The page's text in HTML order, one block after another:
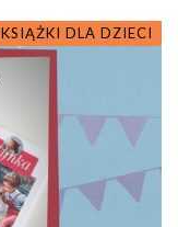
KSIĄŻKI DLA DZIECI